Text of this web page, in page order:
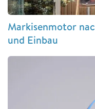
Markisenmotor
und Einbau